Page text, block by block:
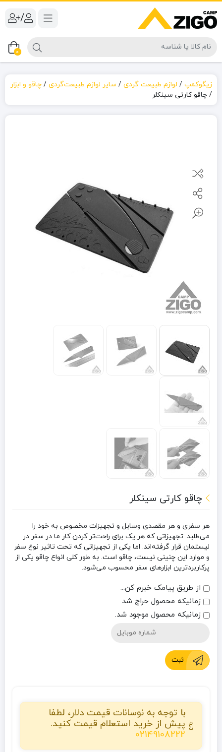
/
0
زیگوکمپ / لوازم طبیعت گردی / سایر لوازم طبیعت‌گردی / چاقو و ابزار
/ چاقو کارتی سینکلر
چاقو کارتی سینکلر
هر سفری و هر مقصدی وسایل و تجهیزات مخصوص به خود را
می‌طلبد. تجهیزاتی که هر یک برای راحت‌تر کردن کار ما در سفر در
لیستمان قرار گرفته‌اند. اما یکی از تجهیزاتی که تحت تاثیر نوع سفر
و موارد این چنینی نیست، چاقو است. به طور کلی انواع چاقو یکی از
پرکاربردترین ابزارهای سفر محسوب می‌شود.
از طریق پیامک خبرم کن...
زمانیکه محصول حراج شد
زمانیکه محصول موجود شد.
ثبت
با توجه به نوسانات قیمت دلار، لطفا
پیش از خرید استعلام قیمت کنید.
02149108222